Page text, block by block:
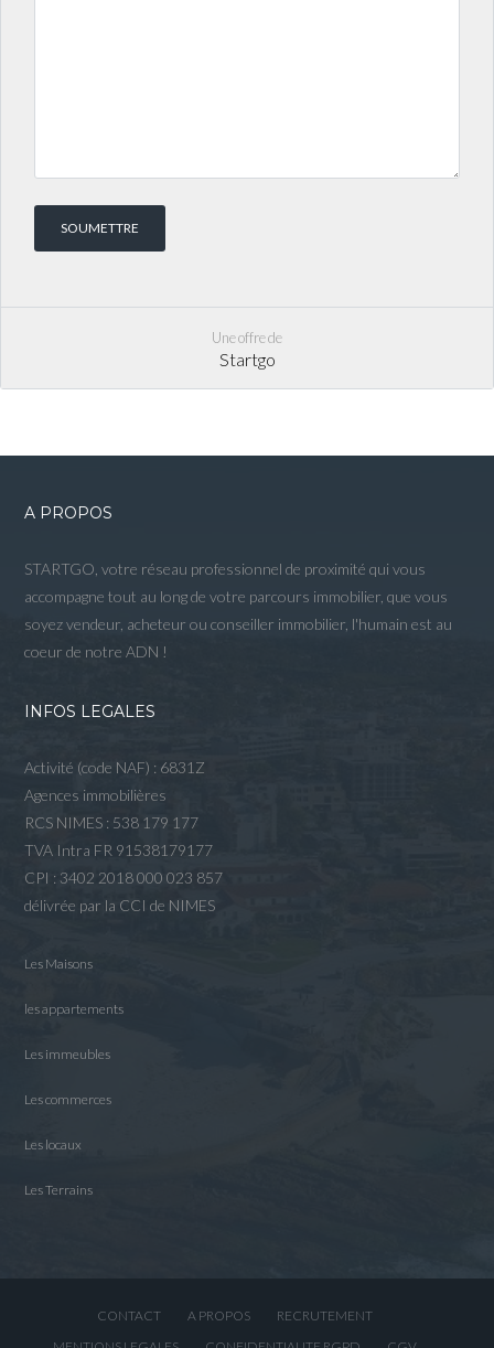
Une offre de
Startgo
A PROPOS
STARTGO, votre réseau professionnel de proximité qui vous
accompagne tout au long de votre parcours immobilier, que vous
soyez vendeur, acheteur ou conseiller immobilier, l'humain est au
coeur de notre ADN !
INFOS LEGALES
Activité (code NAF) : 6831Z
Agences immobilières
RCS NIMES : 538 179 177
TVA Intra FR 91538179177
CPI : 3402 2018 000 023 857
délivrée par la CCI de NIMES
Les Maisons
les appartements
Les immeubles
Les commerces
Les locaux
Les Terrains
CONTACT A PROPOS
RECRUTEMENT